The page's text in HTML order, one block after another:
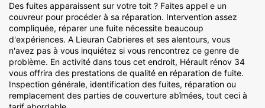
Des fuites apparaissent sur votre toit ? Faites appel e un
couvreur pour procéder à sa réparation. Intervention assez
compliquée, réparer une fuite nécessite beaucoup
d'expériences. A Lieuran Cabrieres et ses alentours, vous
n'avez pas à vous inquiétez si vous rencontrez ce genre de
problème. En activité dans tous cet endroit, Hérault rénov 34
vous offrira des prestations de qualité en réparation de fuite.
Inspection générale, identification des fuites, réparation ou
remplacement des parties de couverture abîmées, tout ceci à